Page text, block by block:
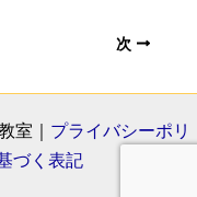
次
室｜ プライバシーポリ
づく表記